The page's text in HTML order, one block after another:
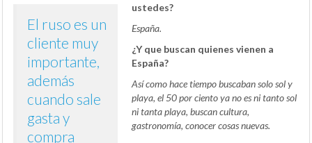
El ruso es un
cliente muy
importante,
además
cuando sale
gasta y
compra
ustedes?
España.
¿Y que buscan quienes vienen a
España?
Así como hace tiempo buscaban solo sol y
playa, el 50 por ciento ya no es ni tanto sol
ni tanta playa, buscan cultura,
gastronomía, conocer cosas nuevas.